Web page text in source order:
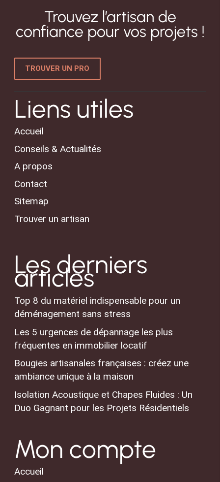
Trouvez l’artisan de
confiance pour vos projets !
TROUVER UN PRO
Liens utiles
Accueil
Conseils & Actualités
A propos
Contact
Sitemap
Trouver un artisan
Les derniers
articles
Top 8 du matériel indispensable pour un
déménagement sans stress
Les 5 urgences de dépannage les plus
fréquentes en immobilier locatif
Bougies artisanales françaises : créez une
ambiance unique à la maison
Isolation Acoustique et Chapes Fluides : Un
Duo Gagnant pour les Projets Résidentiels
Mon compte
Accueil